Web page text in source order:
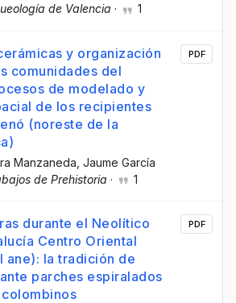
de Valencia · 1
y organización
comunidades del
de modelado y
de los recipientes
(noreste de la
Manzaneda , Jaume García
de Prehistoria · 1
PDF
durante el Neolítico
Centro Oriental
la tradición de
parches espiralados
PDF